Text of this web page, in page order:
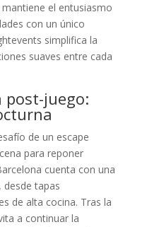
el entusiasmo
con un único
simplifica la
suaves entre cada
post-juego:
de un escape
para reponer
cuenta con una
tapas
de alta cocina. Tras la
a continuar la